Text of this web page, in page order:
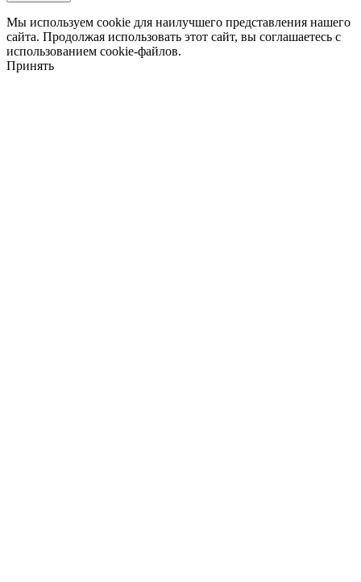
Мы используем cookie для наилучшего представления нашего
сайта. Продолжая использовать этот сайт, вы соглашаетесь с
использованием cookie-файлов.
Принять